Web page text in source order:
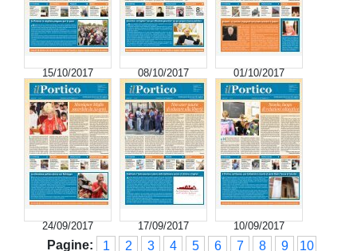
15/10/2017 08/10/2017 01/10/2017
24/09/2017 17/09/2017 10/09/2017
Pagine: 1 2 3 4 5 6 7 8 9
10